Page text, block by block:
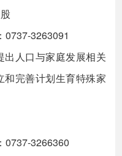
3263091
人口与家庭发展相关
完善计划生育特殊家
3266360